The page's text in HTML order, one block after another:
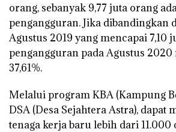
orang, sebanyak 9,77 juta orang
pengangguran. Jika dibandingkan
Agustus 2019 yang mencapai 7,10
pengangguran pada Agustus
37,61%.
Melalui program KBA (Kampung
DSA (Desa Sejahtera Astra), dapat
tenaga kerja baru lebih dari 11.000